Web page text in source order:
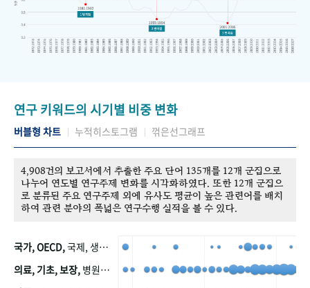
연구 키워드의 시기별 비중 변화
버블형 차트 누적히스토그램 꺾은선그래프
4,908건의 보고서에서 추출한 주요 단어 135개를 12개 군집으로
나누어 연도별 연구주제 변화를 시각화하였다. 또한 12개 군집으
로 분류된 주요 연구주제 외에 유사도 평균이 높은 관련어를 배치
하여 관련 분야의 폭넓은 연구수행 실적을 볼 수 있다.
국가, OECD,국제, 생산, 아시아, 태평양, 태평양지역, 참가
의료, 기초, 보장, 병원, 가정, 연금, 연계, 공적, 일본, 생활, 국민기초생활보장제도, 국민연금, 기금, 저소득층, 근로, 자활, 급여, 환자, 의료비, 모니터링, 한국복지패널, 소득, 지표, 빈곤, 노후, 장애인